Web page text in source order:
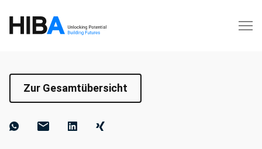
Zur Gesamtübersicht